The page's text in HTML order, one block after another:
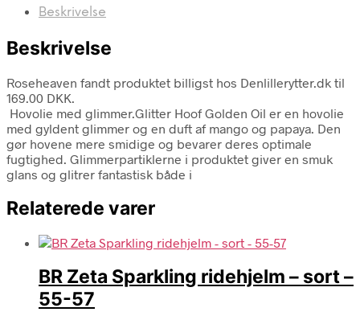
Beskrivelse
Beskrivelse
Roseheaven fandt produktet billigst hos Denlillerytter.dk til
169.00 DKK.
Hovolie med glimmer.Glitter Hoof Golden Oil er en hovolie
med gyldent glimmer og en duft af mango og papaya. Den
gør hovene mere smidige og bevarer deres optimale
fugtighed. Glimmerpartiklerne i produktet giver en smuk
glans og glitrer fantastisk både i
Relaterede varer
BR Zeta Sparkling ridehjelm – sort –
55-57